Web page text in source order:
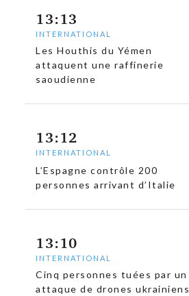
13:13
INTERNATIONAL
Les Houthis du Yémen
attaquent une raffinerie
saoudienne
13:12
INTERNATIONAL
L’Espagne contrôle 200
personnes arrivant d’Italie
13:10
INTERNATIONAL
Cinq personnes tuées par un
attaque de drones ukrainiens